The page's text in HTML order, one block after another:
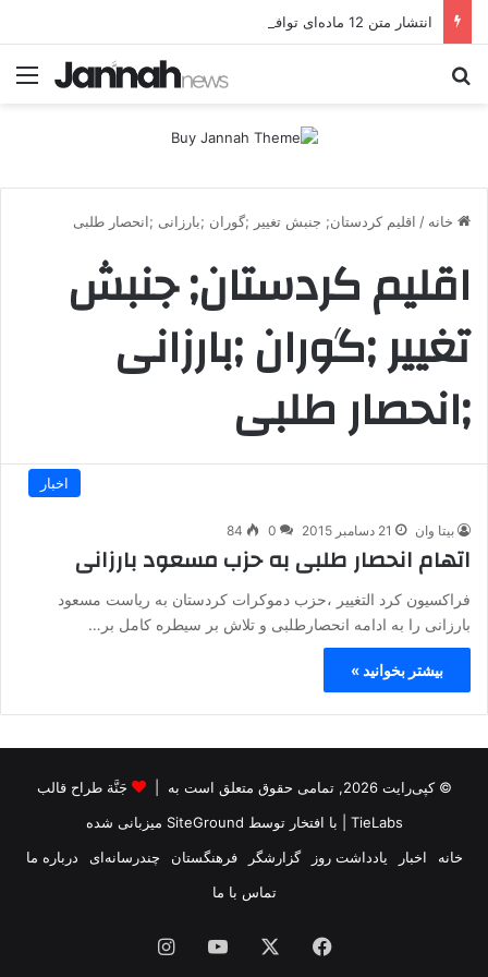
انتشار متن 12 ماده‌ای توافق نهایی بین ترکیه و پ.ک.ک
خانه / اقلیم کردستان; جنبش تغییر ;گوران ;بارزانی ;انحصار طلبی
اقلیم کردستان; جنبش
تغییر ;گوران ;بارزانی
;انحصار طلبی
اخبار
بیتا وان 21 دسامبر 2015 0
84
اتهام انحصار طلبی به حزب مسعود بارزانی
فراکسیون کرد التغییر ،حزب دموکرات کردستان به ریاست مسعود
بارزانی را به ادامه انحصارطلبی و تلاش بر سیطره کامل بر…
بیشتر بخوانید »
© کپی‌رایت 2026, تمامی حقوق متعلق است به |
جَنَّة طراح قالب
TieLabs | با افتخار توسط SiteGround میزبانی شده
خانه
اخبار یادداشت روز گزارشگر فرهنگستان چندرسانه‌ای
درباره ما
تماس با ما
فیس یوتیوب